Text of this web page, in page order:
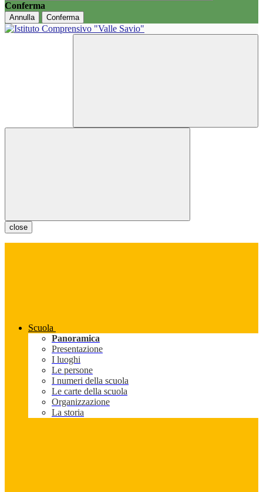
Conferma
Annulla Conferma
close
Scuola
Panoramica
Presentazione
I luoghi
Le persone
I numeri della scuola
Le carte della scuola
Organizzazione
La storia